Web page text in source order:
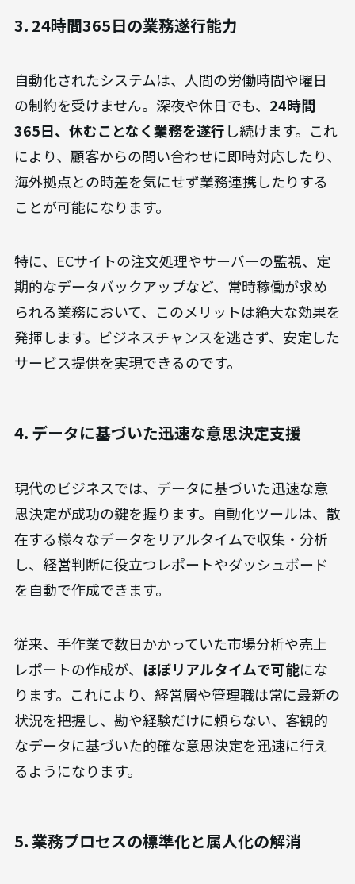
3. 24時間365日の業務遂行能力
自動化されたシステムは、人間の労働時間や曜日
の制約を受けません。深夜や休日でも、 24時間
365日、休むことなく業務を遂行し続けます。これ
により、顧客からの問い合わせに即時対応したり、
海外拠点との時差を気にせず業務連携したりする
ことが可能になります。
特に、ECサイトの注文処理やサーバーの監視、定
期的なデータバックアップなど、常時稼働が求め
られる業務において、このメリットは絶大な効果を
発揮します。ビジネスチャンスを逃さず、安定した
サービス提供を実現できるのです。
4. データに基づいた迅速な意思決定支援
現代のビジネスでは、データに基づいた迅速な意
思決定が成功の鍵を握ります。自動化ツールは、散
在する様々なデータをリアルタイムで収集・分析
し、経営判断に役立つレポートやダッシュボード
を自動で作成できます。
従来、手作業で数日かかっていた市場分析や売上
レポートの作成が、 ほぼリアルタイムで可能にな
ります。これにより、経営層や管理職は常に最新の
状況を把握し、勘や経験だけに頼らない、客観的
なデータに基づいた的確な意思決定を迅速に行え
るようになります。
5. 業務プロセスの標準化と属人化の解消